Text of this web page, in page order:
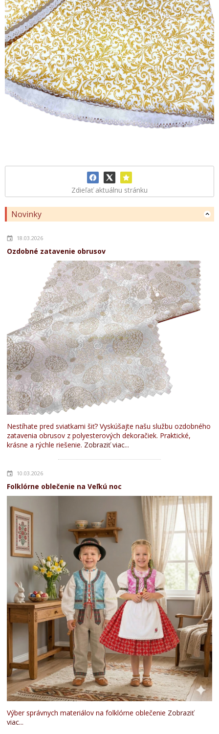
Zdieľať aktuálnu stránku
Novinky
18.03.2026
Ozdobné zatavenie obrusov
Nestíhate pred sviatkami šiť? Vyskúšajte našu službu ozdobného
zatavenia obrusov z polyesterových dekoračiek. Praktické,
krásne a rýchle riešenie. Zobraziť viac...
10.03.2026
Folklórne oblečenie na Veľkú noc
Výber správnych materiálov na folklórne oblečenie Zobraziť
viac...